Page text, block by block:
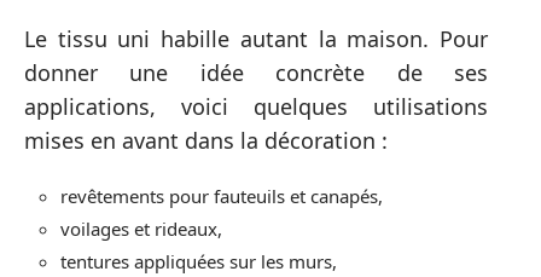
Le tissu uni habille autant la maison. Pour
donner une idée concrète de ses
applications, voici quelques utilisations
mises en avant dans la décoration :
revêtements pour fauteuils et canapés,
voilages et rideaux,
tentures appliquées sur les murs,